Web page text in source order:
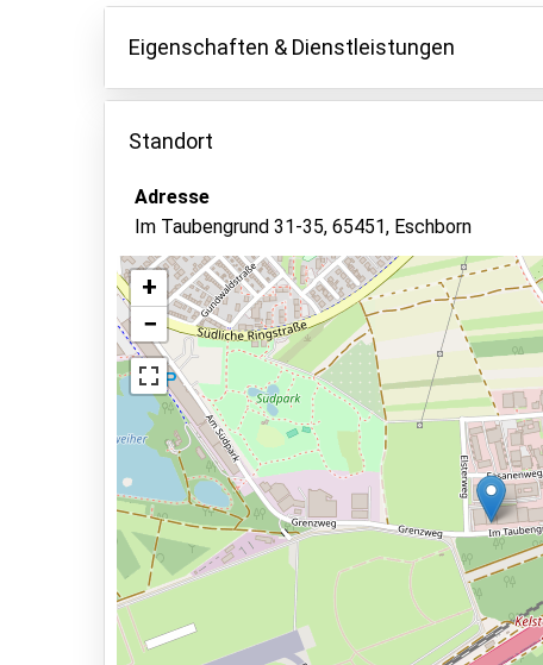
Eigenschaften & Dienstleistungen
Eigenschaften
Parken innen
Fahrzeugschlüssel behalten
Asphalt oder Pflaster
Videoüberwachung
Autowäsche
Überwachtes Parken
Außenbeleuchtung
Dienstleistungen
24 Stunden am Tag geöffnet
Reservieren im Voraus
2,1km zur Abflughalle
Parkmöglichkeiten
Standort
Adresse
Im Taubengrund 31-35, 65451, Eschborn
Ansicht auf der Karte
+
−